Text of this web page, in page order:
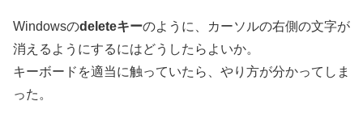
Windowsのdeleteキーのように、カーソルの右側の文字が
消えるようにするにはどうしたらよいか。
キーボードを適当に触っていたら、やり方が分かってしま
った。